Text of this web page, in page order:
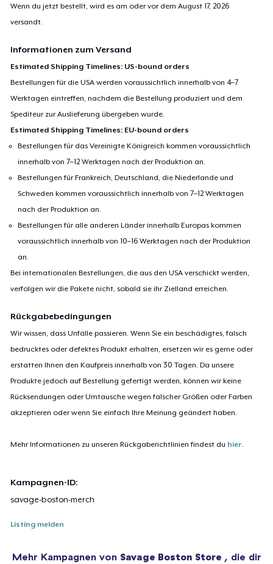
Wenn du jetzt bestellt, wird es am oder vor demAugust 17, 2026
versandt.
Informationen zum Versand
Estimated Shipping Timelines: US-bound orders
Bestellungen für die USA werden voraussichtlich innerhalb von 4–7
Werktagen eintreffen, nachdem die Bestellung produziert und dem
Spediteur zur Auslieferung übergeben wurde.
Estimated Shipping Timelines: EU-bound orders
Bestellungen für das Vereinigte Königreich kommen voraussichtlich
innerhalb von 7–12 Werktagen nach der Produktion an.
Bestellungen für Frankreich, Deutschland, die Niederlande und
Schweden kommen voraussichtlich innerhalb von 7–12 Werktagen
nach der Produktion an.
Bestellungen für alle anderen Länder innerhalb Europas kommen
voraussichtlich innerhalb von 10–16 Werktagen nach der Produktion
an.
Bei internationalen Bestellungen, die aus den USA verschickt werden,
verfolgen wir die Pakete nicht, sobald sie ihr Zielland erreichen.
Rückgabebedingungen
Wir wissen, dass Unfälle passieren. Wenn Sie ein beschädigtes, falsch
bedrucktes oder defektes Produkt erhalten, ersetzen wir es gerne oder
erstatten Ihnen den Kaufpreis innerhalb von 30 Tagen. Da unsere
Produkte jedoch auf Bestellung gefertigt werden, können wir keine
Rücksendungen oder Umtausche wegen falscher Größen oder Farben
akzeptieren oder wenn Sie einfach Ihre Meinung geändert haben.
Mehr Informationen zu unseren Rückgaberichtlinien findest du hier.
Kampagnen-ID:
savage-boston-merch
Listing melden
Mehr Kampagnen von Savage Boston Store , die dir